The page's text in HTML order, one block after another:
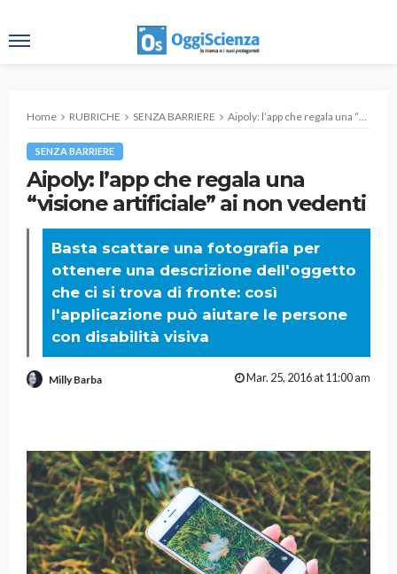
Home RUBRICHE SENZA BARRIERE Aipoly: l’app che regala una “visione artificiale” ai non vedenti
SENZA BARRIERE
Aipoly: l’app che regala una
“visione artificiale” ai non vedenti
Basta scattare una fotografia per
ottenere una descrizione dell'oggetto
che ci si trova di fronte: così
l'applicazione può aiutare le persone
con disabilità visiva
Milly Barba Mar. 25, 2016 at 11:00 am